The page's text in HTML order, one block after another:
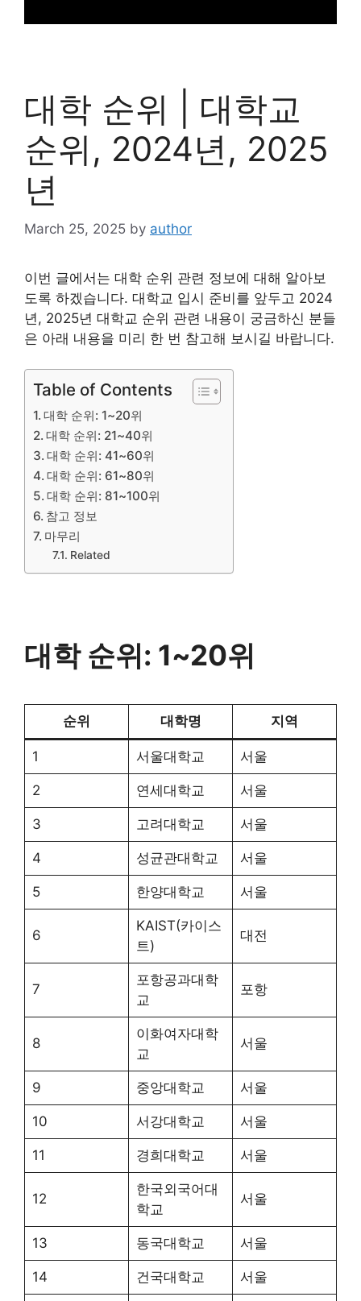
대학 순위 | 대학교
순위, 2024년, 2025
년
March 25, 2025 by author
이번 글에서는 대학 순위 관련 정보에 대해 알아보
도록 하겠습니다. 대학교 입시 준비를 앞두고 2024
년, 2025년 대학교 순위 관련 내용이 궁금하신 분들
은 아래 내용을 미리 한 번 참고해 보시길 바랍니다.
Table of Contents
대학 순위: 1~20위
대학 순위: 21~40위
대학 순위: 41~60위
대학 순위: 61~80위
대학 순위: 81~100위
참고 정보
마무리
Related
대학 순위: 1~20위
순위 대학명 지역
1 서울대학교 서울
2 연세대학교 서울
3 고려대학교 서울
4 성균관대학교 서울
5 한양대학교 서울
6
KAIST(카이스
트)
대전
7
포항공과대학
교
포항
8
이화여자대학
교
서울
9 중앙대학교 서울
10 서강대학교 서울
11 경희대학교 서울
12
한국외국어대
학교
서울
13 동국대학교 서울
14 건국대학교 서울